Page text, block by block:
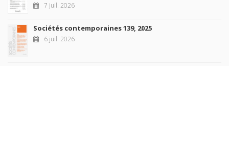
7 juil. 2026
Sociétés contemporaines 139, 2025
6 juil. 2026